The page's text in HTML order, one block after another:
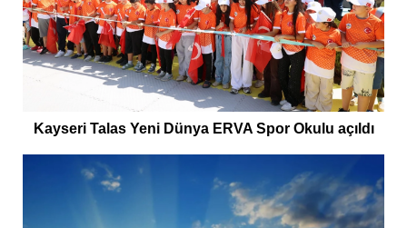
Kayseri Talas Yeni Dünya ERVA Spor Okulu açıldı